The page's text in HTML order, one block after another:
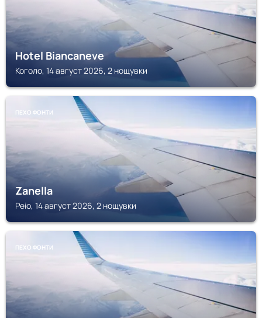
Hotel Biancaneve
Коголо, 14 август 2026, 2 нощувки
ПЕХО ФОНТИ
Zanella
Peio, 14 август 2026, 2 нощувки
ПЕХО ФОНТИ